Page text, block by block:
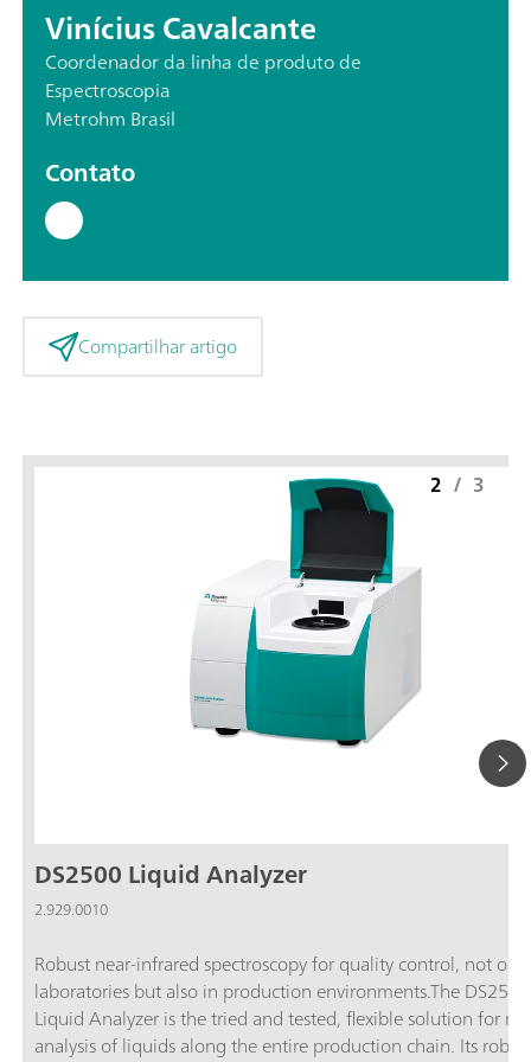
Vinícius Cavalcante
Coordenador da linha de produto de
Espectroscopia
Metrohm Brasil
Contato
Compartilhar artigo
DS2500 Liquid Analyzer
2.929.0010
Robust near-infrared spectroscopy for quality control, not
laboratories but also in production environments.The DS2500
Liquid Analyzer is the tried and tested, flexible solution for
analysis of liquids along the entire production chain. Its
2 / 3